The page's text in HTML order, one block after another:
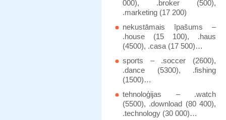
000), .broker (500),
.marketing (17 200)
nekustāmais īpašums –
.house (15 100), .haus
(4500), .casa (17 500)…
sports – .soccer (2600),
.dance (5300), .fishing
(1500)…
tehnoloģijas – .watch
(5500), .download (80 400),
.technology (30 000)…